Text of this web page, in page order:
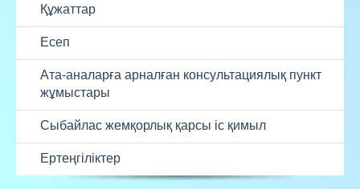
Құжаттар
Есеп
Ата-аналарға арналған консультациялық пункт
жұмыстары
Сыбайлас жемқорлық қарсы іс қимыл
Ертеңгіліктер